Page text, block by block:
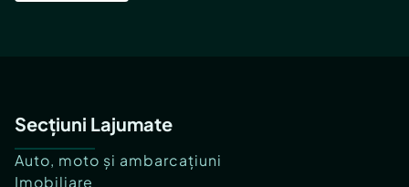
Secțiuni Lajumate
Auto, moto și ambarcațiuni
Imobiliare